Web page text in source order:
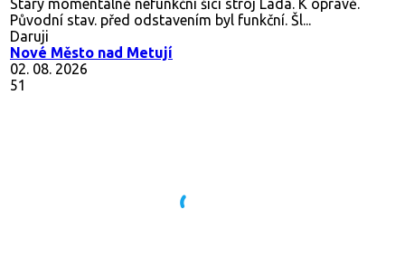
Starý momentálně nefunkční šicí stroj Lada. K opravě.
Původní stav. před odstavením byl funkční. Šl...
Daruji
Nové Město nad Metují
02. 08. 2026
51